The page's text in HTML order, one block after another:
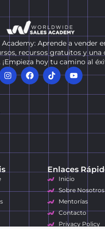
Aprende a vender
recursos gratuitos y una
¡Empieza hoy tu camino al
Enlaces
Inicio
Sobre Nosotros
Mentorías
Contacto
Privacy Policy